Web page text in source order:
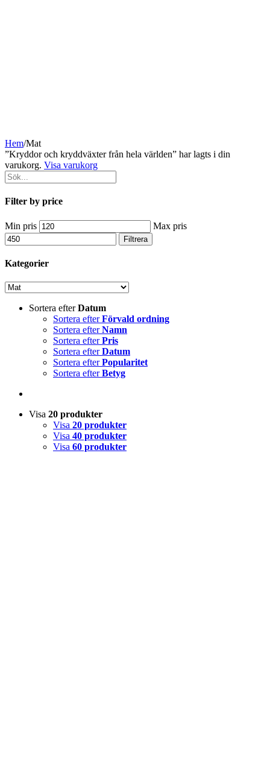
Hem/Mat
”Kryddor och kryddväxter från hela världen” har lagts i din
varukorg. Visa varukorg
Filter by price
Min pris Max pris
Filtrera
Kategorier
Sortera efterDatum
Sortera efterFörvald ordning
Sortera efterNamn
Sortera efterPris
Sortera efterDatum
Sortera efterPopularitet
Sortera efterBetyg
Visa 20 produkter
Visa 20 produkter
Visa 40 produkter
Visa 60 produkter